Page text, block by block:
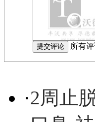
所有
·2周止